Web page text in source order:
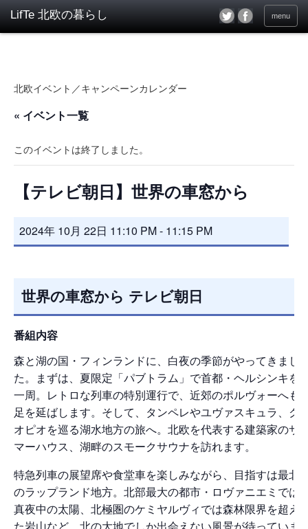
menu
北欧イベント／キャンペーンカレンダー
« イベント一覧
このイベントは終了しました。
【テレビ朝日】世界の車窓から
2024年 10月 22日 11:10 PM- 11:15 PM
世界の車窓から テレビ朝日
番組内容
森と湖の国・フィンランドに、白夜の季節がやってきまし
た。まずは、夏限定「パブトラム」で首都・ヘルシンキを
一周。レトロな列車の特別運行で、近郊のポルヴォーへも
足を延ばします。そして、タンペレやユヴァスキュラ、ク
オピオを巡る湖水地方の旅へ。北欧を代表する建築家のサ
マーハウス、湖畔のスモークサウナを訪れます。
特急列車の展望席や食堂車を楽しみながら、目指すは最北
のラップランド地方。北部最大の都市・ロヴァニエミでは
真夜中の太陽、北極圏のケミヤルヴィでは森林限界を超え